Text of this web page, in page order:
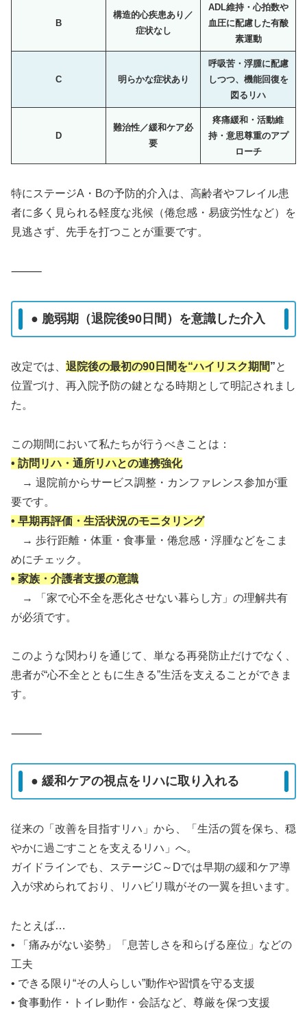
B
構造的心疾患あり／
症状なし
ADL維持・心拍数や
血圧に配慮した有酸
素運動
C 明らかな症状あり
呼吸苦・浮腫に配慮
しつつ、機能回復を
図るリハ
D
難治性／緩和ケア必
要
疼痛緩和・活動維
持・意思尊重のアプ
ローチ
特にステージA・Bの予防的介入は、高齢者やフレイル患
者に多く見られる軽度な兆候（倦怠感・易疲労性など）を
見逃さず、先手を打つことが重要です。
⸻
● 脆弱期（退院後90日間）を意識した介入
改定では、 退院後の最初の90日間を“ハイリスク期間”と
位置づけ、再入院予防の鍵となる時期として明記されまし
た。
この期間において私たちが行うべきことは：
• 訪問リハ・通所リハとの連携強化
→ 退院前からサービス調整・カンファレンス参加が重
要です。
• 早期再評価・生活状況のモニタリング
→ 歩行距離・体重・食事量・倦怠感・浮腫などをこま
めにチェック。
• 家族・介護者支援の意識
→ 「家で心不全を悪化させない暮らし方」の理解共有
が必須です。
このような関わりを通じて、単なる再発防止だけでなく、
患者が“心不全とともに生きる”生活を支えることができま
す。
⸻
● 緩和ケアの視点をリハに取り入れる
従来の「改善を目指すリハ」から、「生活の質を保ち、穏
やかに過ごすことを支えるリハ」へ。
ガイドラインでも、ステージC～Dでは早期の緩和ケア導
入が求められており、リハビリ職がその一翼を担います。
たとえば…
• 「痛みがない姿勢」「息苦しさを和らげる座位」などの
工夫
• できる限り“その人らしい”動作や習慣を守る支援
• 食事動作・トイレ動作・会話など、尊厳を保つ支援